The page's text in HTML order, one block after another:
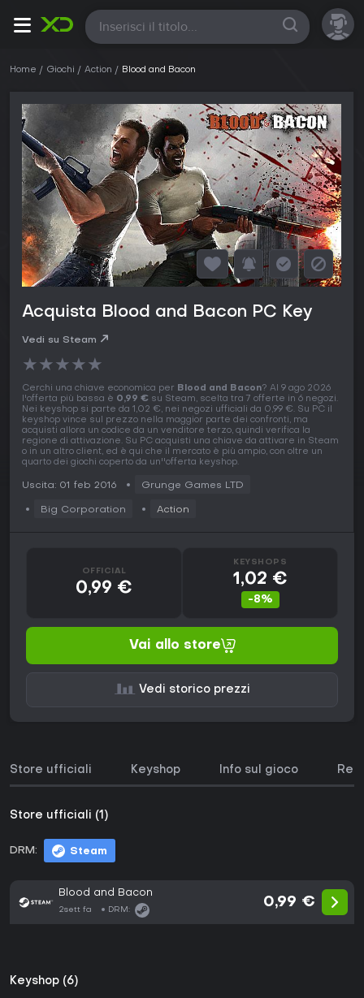
Tutte
Home Giochi Action Blood and Bacon
Acquista Blood and Bacon PC Key
Vedi su Steam
★★★★★
Cerchi una chiave economica per Blood and Bacon? Al 9 ago 2026
l'offerta più bassa è 0,99 € su Steam, scelta tra 7 offerte in 6 negozi.
Nei keyshop si parte da 1,02 €, nei negozi ufficiali da 0,99 €. Su PC il
keyshop vince sul prezzo nella maggior parte dei confronti, ma
acquisti allora un codice da un venditore terzo, quindi verifica la
regione di attivazione. Su PC acquisti una chiave da attivare in Steam
o in un altro client, ed è qui che il mercato è più ampio, con oltre un
quarto dei giochi coperto da un''offerta keyshop.
Uscita: 01 feb 2016 Grunge Games LTD
Big Corporation Action
OFFICIAL
0,99 €
KEYSHOPS
1,02 €
-8%
Vai allo store
Vedi storico prezzi
Store ufficiali Keyshop Info sul gioco
Store ufficiali (1)
DRM: Steam
Blood and Bacon
2sett fa DRM:
0,99 €
Keyshop (6)